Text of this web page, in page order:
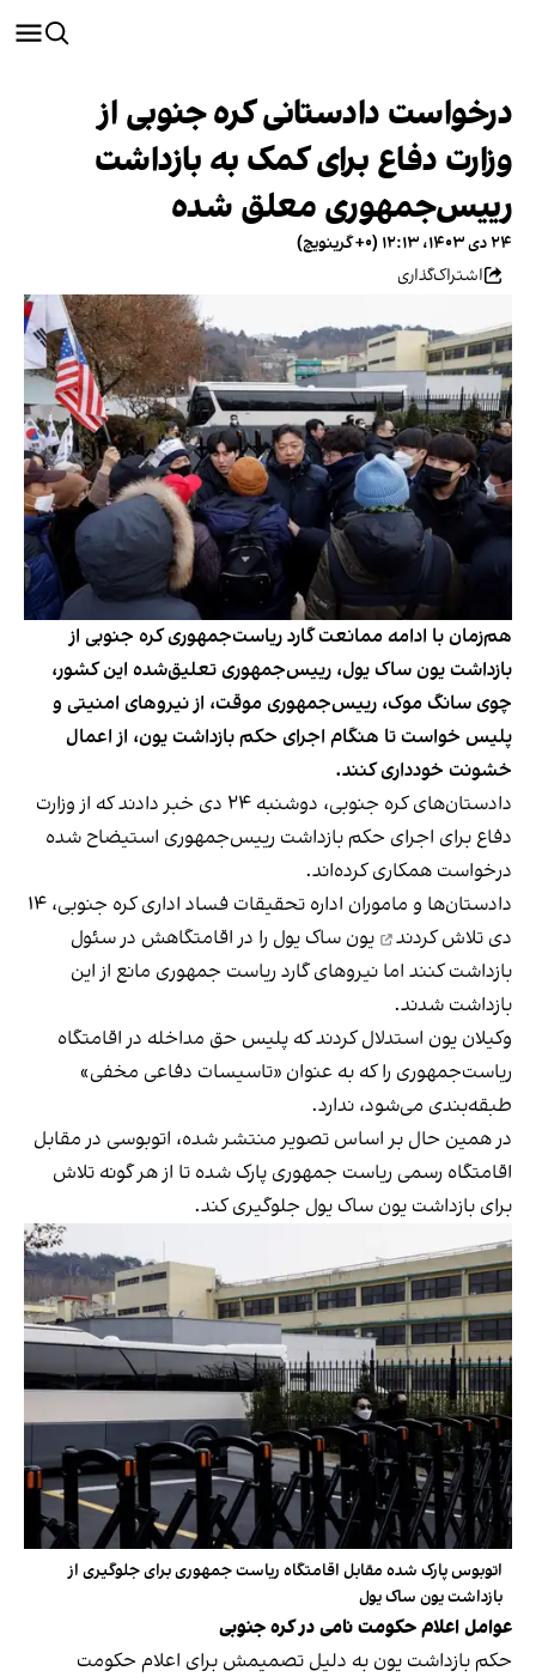
درخواست دادستانی کره جنوبی از
وزارت دفاع برای کمک به بازداشت
رییس‌جمهوری معلق شده
۲۴ دی ۱۴۰۳، ۱۲:۱۳ (‎+۰ گرینویچ)
اشتراک‌گذاری
هم‌زمان با ادامه ممانعت گارد ریاست‌جمهوری کره جنوبی از
بازداشت یون ساک یول، رییس‌جمهوری تعلیق‌شده این کشور،
چوی سانگ موک، رییس‌جمهوری موقت، از نیروهای امنیتی و
پلیس خواست تا هنگام اجرای حکم بازداشت یون، از اعمال
خشونت خودداری کنند.
دادستان‌های کره جنوبی، دوشنبه ۲۴ دی خبر دادند که از وزارت
دفاع برای اجرای حکم بازداشت رییس‌جمهوری استیضاح شده
درخواست همکاری کرده‌اند.
دادستان‌ها و ماموران اداره تحقیقات فساد اداری کره جنوبی، ۱۴
دی تلاش کردند
یون ساک یول را در اقامتگاهش در سئول
بازداشت کنند اما نیروهای گارد ریاست جمهوری مانع از این
بازداشت شدند.
وکیلان یون استدلال کردند که پلیس حق مداخله در اقامتگاه
ریاست‌جمهوری را که به عنوان «تاسیسات دفاعی مخفی»
طبقه‌بندی می‌شود، ندارد.
در همین حال بر اساس تصویر منتشر شده، اتوبوسی در مقابل
اقامتگاه رسمی ریاست جمهوری پارک شده تا از هر گونه تلاش
برای بازداشت یون ساک یول جلوگیری کند.
اتوبوس پارک شده مقابل اقامتگاه ریاست جمهوری برای جلوگیری از
بازداشت یون ساک یول
عوامل اعلام حکومت نامی در کره جنوبی
حکم بازداشت یون به دلیل تصمیمش برای اعلام حکومت